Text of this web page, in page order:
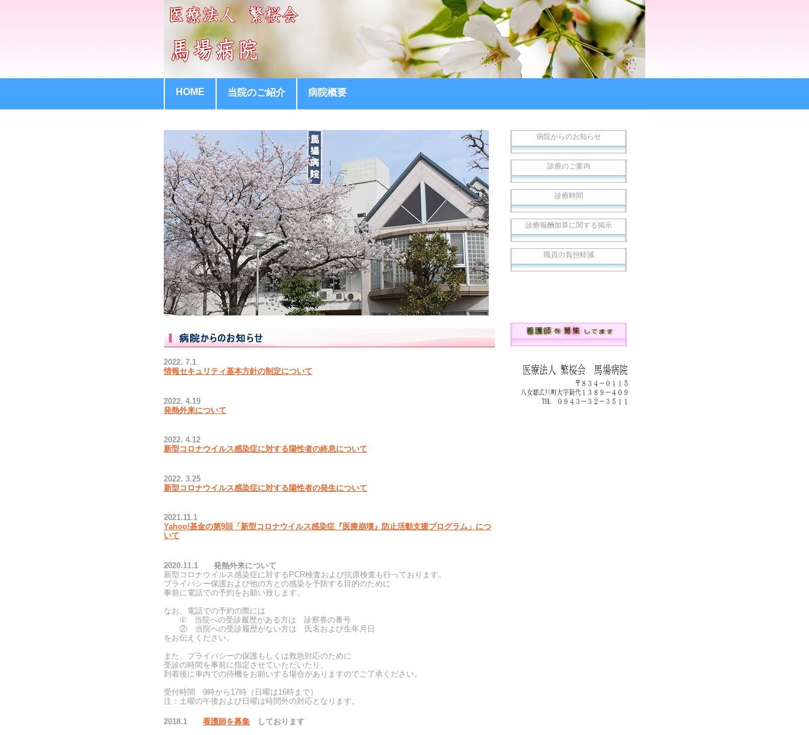
HOME 当院のご紹介 病院概要
2022. 7.1
情報セキュリティ基本方針の制定について
2022. 4.19
発熱外来について
2022. 4.12
新型コロナウイルス感染症に対する陽性者の終息について
2022. 3.25
新型コロナウイルス感染症に対する陽性者の発生について
2021.11.1
Yahoo!基金の第9回「新型コロナウイルス感染症『医療崩壊』防止活動支援プログラム」につ
いて
2020.11.1 発熱外来について
新型コロナウイルス感染症に対するPCR検査および抗原検査も行っております。
プライバシー保護および他の方との感染を予防する目的のために
事前に電話での予約をお願い致します。
なお、電話での予約の際には
① 当院への受診履歴がある方は 診察券の番号
② 当院への受診履歴がない方は 氏名および生年月日
をお伝えください。
また、プライバシーの保護もしくは救急対応のために
受診の時間を事前に指定させていただいたり、
到着後に車内での待機をお願いする場合がありますのでご了承ください。
受付時間 9時から17時（日曜は16時まで）
注：土曜の午後および日曜は時間外の対応となります。
2018.1 看護師を募集 しております
病院からのお知らせ
診療のご案内
診療時間
診療報酬加算に関する掲示
職員の負担軽減